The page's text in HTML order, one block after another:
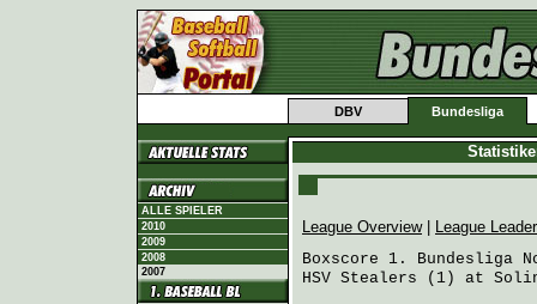
DBV Bundesliga
ALLE SPIELER
2010
2009
2008
2007
League Overview|
League
Boxscore 1. Bundesliga
HSV Stealers (1) at